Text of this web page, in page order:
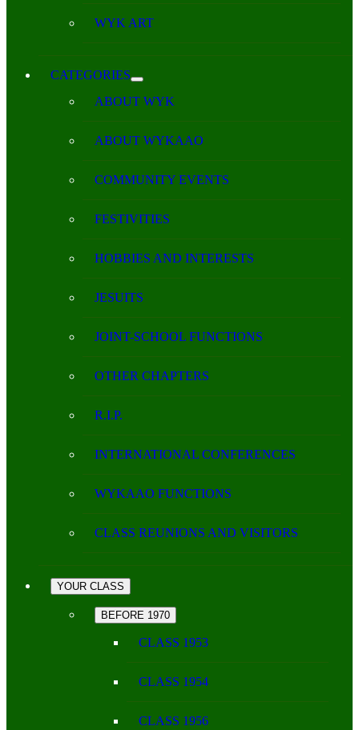
WYK ART
CATEGORIES
ABOUT WYK
ABOUT WYKAAO
COMMUNITY EVENTS
FESTIVITIES
HOBBIES AND INTERESTS
JESUITS
JOINT-SCHOOL FUNCTIONS
OTHER CHAPTERS
R.I.P.
INTERNATIONAL CONFERENCES
WYKAAO FUNCTIONS
CLASS REUNIONS AND VISITORS
YOUR CLASS
BEFORE 1970
CLASS 1953
CLASS 1954
CLASS 1956